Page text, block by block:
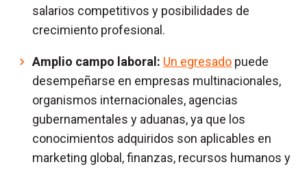
salarios competitivos y posibilidades de
crecimiento profesional.
Amplio campo laboral: Un egresado puede
desempeñarse en empresas multinacionales,
organismos internacionales, agencias
gubernamentales y aduanas, ya que los
conocimientos adquiridos son aplicables en
marketing global, finanzas, recursos humanos y